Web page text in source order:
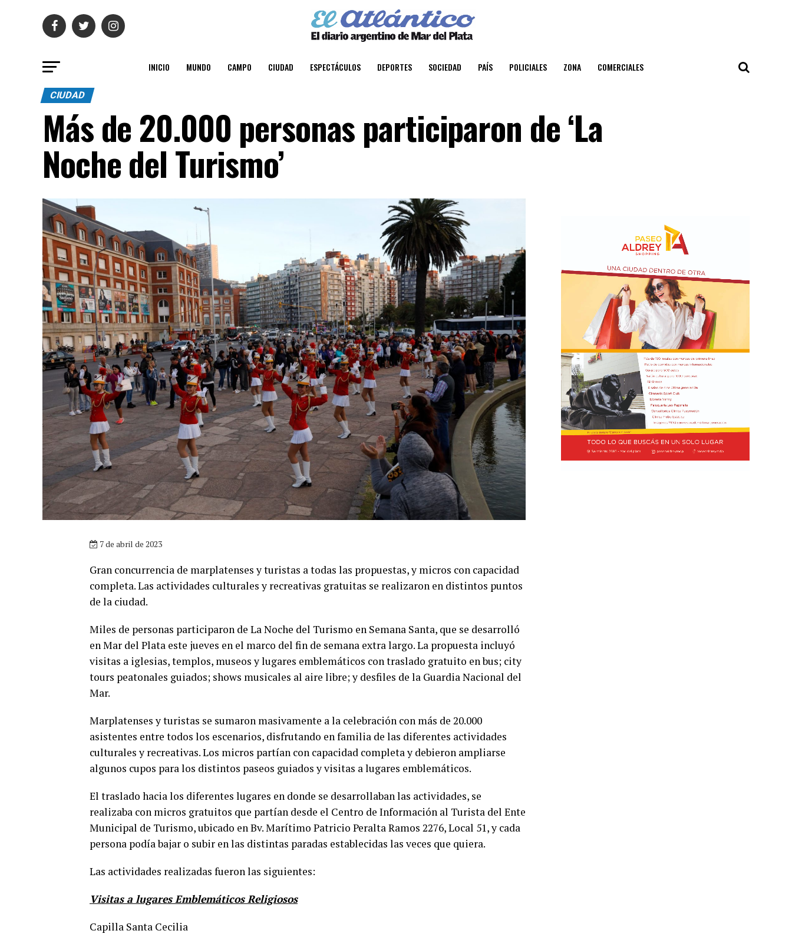
INICIO MUNDO CAMPO CIUDAD ESPECTÁCULOS DEPORTES SOCIEDAD PAÍS POLICIALES ZONA COMERCIALES
CIUDAD
Más de 20.000 personas participaron de ‘La
Noche del Turismo’
7 de abril de 2023
Gran concurrencia de marplatenses y turistas a todas las propuestas, y micros con capacidad
completa. Las actividades culturales y recreativas gratuitas se realizaron en distintos puntos
de la ciudad.
Miles de personas participaron de La Noche del Turismo en Semana Santa, que se desarrolló
en Mar del Plata este jueves en el marco del fin de semana extra largo. La propuesta incluyó
visitas a iglesias, templos, museos y lugares emblemáticos con traslado gratuito en bus; city
tours peatonales guiados; shows musicales al aire libre; y desfiles de la Guardia Nacional del
Mar.
Marplatenses y turistas se sumaron masivamente a la celebración con más de 20.000
asistentes entre todos los escenarios, disfrutando en familia de las diferentes actividades
culturales y recreativas. Los micros partían con capacidad completa y debieron ampliarse
algunos cupos para los distintos paseos guiados y visitas a lugares emblemáticos.
El traslado hacia los diferentes lugares en donde se desarrollaban las actividades, se
realizaba con micros gratuitos que partían desde el Centro de Información al Turista del Ente
Municipal de Turismo, ubicado en Bv. Marítimo Patricio Peralta Ramos 2276, Local 51, y cada
persona podía bajar o subir en las distintas paradas establecidas las veces que quiera.
Las actividades realizadas fueron las siguientes:
Visitas a lugares Emblemáticos Religiosos
Capilla Santa Cecilia